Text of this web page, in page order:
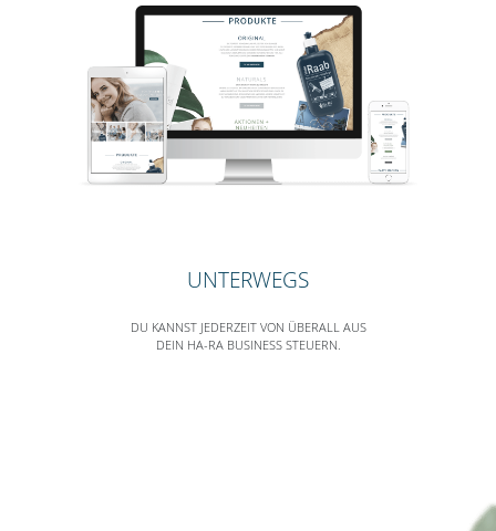
UNTERWEGS
DU KANNST JEDERZEIT VON ÜBERALL AUS
DEIN HA-RA BUSINESS STEUERN.